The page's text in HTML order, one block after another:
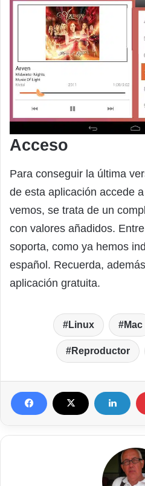
Acceso
Para conseguir la última
de esta aplicación accede a
vemos, se trata de un
con valores añadidos.
soporta, como ya hemos
español. Recuerda,
aplicación gratuita.
Linux Mac
Reproductor